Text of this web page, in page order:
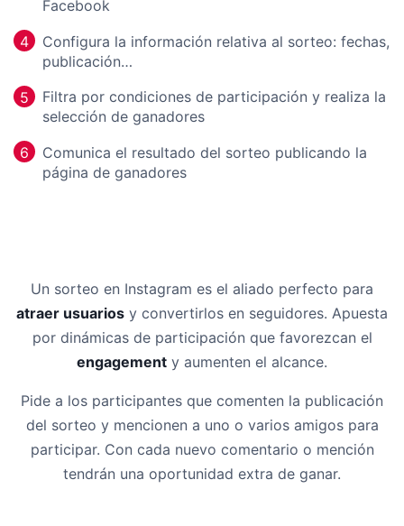
Facebook
4
Configura la información relativa al sorteo: fechas,
publicación…
5
Filtra por condiciones de participación y realiza la
selección de ganadores
6
Comunica el resultado del sorteo publicando la
página de ganadores
Un sorteo en Instagram es el aliado perfecto para
atraer usuarios y convertirlos en seguidores. Apuesta
por dinámicas de participación que favorezcan el
engagement y aumenten el alcance.
Pide a los participantes que comenten la publicación
del sorteo y mencionen a uno o varios amigos para
participar. Con cada nuevo comentario o mención
tendrán una oportunidad extra de ganar.